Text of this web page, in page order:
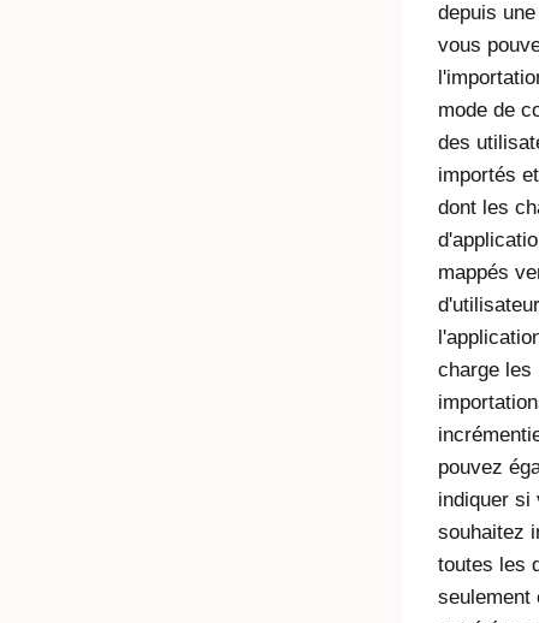
depuis
vous
mode de
des
importés
dont les
mappés
charge les
pouvez
indiquer si
souhaitez
toutes les
seulement